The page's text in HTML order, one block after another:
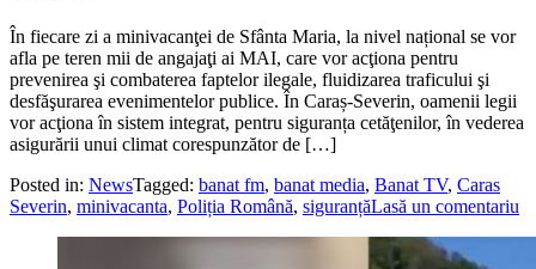
În fiecare zi a minivacanţei de Sfânta Maria, la nivel național se vor
afla pe teren mii de angajaţi ai MAI, care vor acţiona pentru
prevenirea şi combaterea faptelor ilegale, fluidizarea traficului şi
desfăşurarea evenimentelor publice. În Caraș-Severin, oamenii legii
vor acţiona în sistem integrat, pentru siguranța cetăţenilor, în vederea
asigurării unui climat corespunzător de […]
Posted in: NewsTagged: banat fm, banat media, Banat TV, Caras
Severin, minivacanta, Poliția Română, siguranțăLasă un comentariu